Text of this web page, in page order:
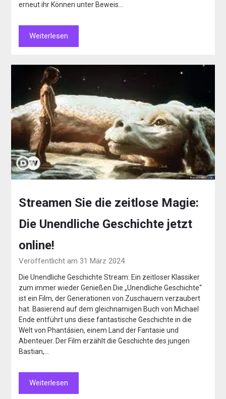
erneut ihr Können unter Beweis…
Weiterlesen
Streamen Sie die zeitlose Magie:
Die Unendliche Geschichte jetzt
online!
Veröffentlicht am 31 März 2024
Die Unendliche Geschichte Stream: Ein zeitloser Klassiker
zum immer wieder Genießen Die „Unendliche Geschichte“
ist ein Film, der Generationen von Zuschauern verzaubert
hat. Basierend auf dem gleichnamigen Buch von Michael
Ende entführt uns diese fantastische Geschichte in die
Welt von Phantásien, einem Land der Fantasie und
Abenteuer. Der Film erzählt die Geschichte des jungen
Bastian,…
Weiterlesen